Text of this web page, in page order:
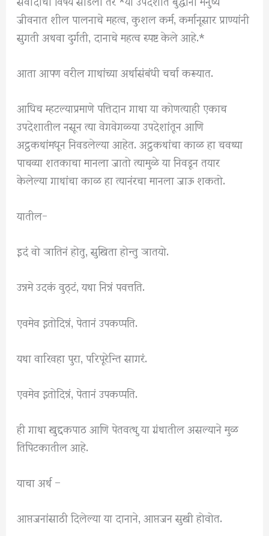
जीवनात शील पालनाचे महत्व, कुशल कर्म, कर्मानूसार प्राण्यांनी
सुगती अथवा दुर्गती, दानाचे महत्व स्पष्ट केले आहे.*
आता आपण वरील गाथांच्या अर्थासंबंधी चर्चा करूयात.
आधिच म्हटल्याप्रमाणे पत्तिदान गाथा या कोणत्याही एकाच
उपदेशातील नसून त्या वेगवेगळ्या उपदेशांतून आणि
अट्ठकथांमधून निवडलेल्या आहेत. अट्ठकथांचा काळ हा चवथ्या
पाचव्या शतकाचा मानला जातो त्यामुळे या निवडून तयार
केलेल्या गाथांचा काळ हा त्यानंरचा मानला जाऊ शकतो.
यातील-
इदं वो ञातिनं होतु, सुखिता होन्तु ञातयो.
उन्नमे उदकं वुठ्टं, यथा निन्नं पवत्तति.
एवमेव इतोदिन्नं, पेतानं उपकप्पति.
यथा वारिवहा पुरा, परिपूरेन्ति सागरं.
एवमेव इतोदिन्नं, पेतानं उपकप्पति.
ही गाथा खुद्दकपाठ आणि पेतवत्थु या ग्रंथातील असल्याने मुळ
तिपिटकातील आहे.
याचा अर्थ –
आप्तजनांसाठी दिलेल्या या दानाने, आप्तजन सुखी होवोत.